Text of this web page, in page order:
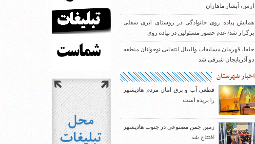
ارس، آبشار ماهاران
همایش پیاده روی خانوادگی در روستای ایری سفلی
برگزار شد/ عدم حضور مسئولین در پیاده روی
جلفا، قهرمان مسابقات والیبال انتخابی نوجوانان منطقه
دو آذربایجان شرقی شد
اخبار شهرستان
قطعی آب و برق امان مردم هادیشهر
را بریده است
زمین چمن مصنوعی در جنوب هادیشهر
افتتاح شد